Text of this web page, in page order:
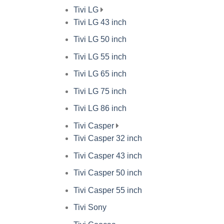
Tivi LG
Tivi LG 43 inch
Tivi LG 50 inch
Tivi LG 55 inch
Tivi LG 65 inch
Tivi LG 75 inch
Tivi LG 86 inch
Tivi Casper
Tivi Casper 32 inch
Tivi Casper 43 inch
Tivi Casper 50 inch
Tivi Casper 55 inch
Tivi Sony